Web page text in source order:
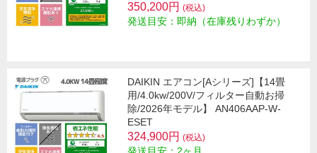
350,200円 (税込)
発送目安：即納（在庫残りわずか）
DAIKIN エアコン[Aシリーズ]【14畳
用/4.0kw/200V/フィルター自動お掃
除/2026年モデル】 AN406AAP-W-
ESET
324,900円 (税込)